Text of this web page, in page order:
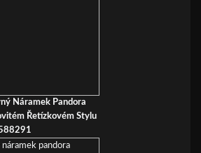
Náramek Pandora
Řetízkovém Stylu